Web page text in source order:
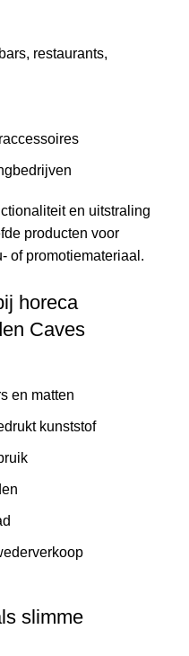
restaurants,
en uitstraling
producten voor
of promotiemateriaal.
horeca
Caves
en matten
kunststof
slimme